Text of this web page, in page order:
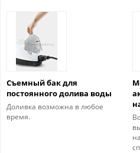
Съемный бак для
постоянного долива воды
Доливка возможна в любое
время.